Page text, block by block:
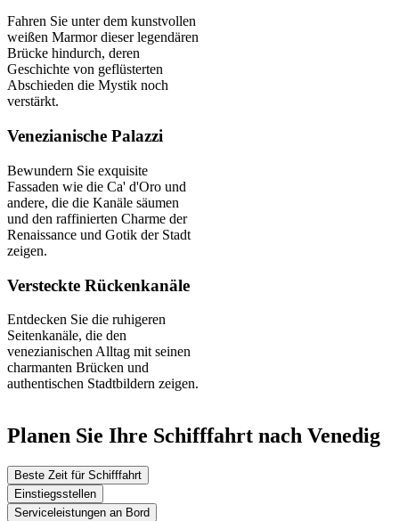
Fahren Sie unter dem kunstvollen
weißen Marmor dieser legendären
Brücke hindurch, deren
Geschichte von geflüsterten
Abschieden die Mystik noch
verstärkt.
Venezianische Palazzi
Bewundern Sie exquisite
Fassaden wie die Ca' d'Oro und
andere, die die Kanäle säumen
und den raffinierten Charme der
Renaissance und Gotik der Stadt
zeigen.
Versteckte Rückenkanäle
Entdecken Sie die ruhigeren
Seitenkanäle, die den
venezianischen Alltag mit seinen
charmanten Brücken und
authentischen Stadtbildern zeigen.
Planen Sie Ihre Schifffahrt nach Venedig
Beste Zeit für Schifffahrt
Einstiegsstellen
Serviceleistungen an Bord